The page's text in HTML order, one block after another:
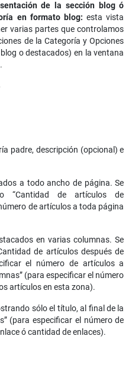
de la sección blog ó
en formato blog: esta vista
varias partes que controlamos
de la Categoría y Opciones
o destacados) en la ventana
padre, descripción (opcional) e
a todo ancho de página. Se
“Cantidad de artículos de
de artículos a toda página
en varias columnas. Se
de artículos después de
el número de artículos a
(para especificar el número
artículos en esta zona).
sólo el título, al final de la
(para especificar el número de
ó cantidad de enlaces).